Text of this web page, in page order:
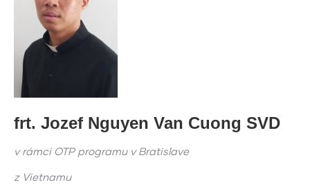
frt. Jozef Nguyen Van Cuong SVD
v rámci OTP programu v Bratislave
z Vietnamu